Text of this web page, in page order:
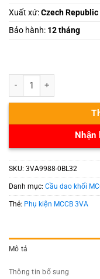
Xuất xứ:Czech Republic
Bảo hành: 12 tháng
Nhận
SKU: 3VA9988-0BL32
Danh mục: Cầu dao khối
Thẻ: Phụ kiện MCCB 3VA
Mô tả
Thông tin bổ sung